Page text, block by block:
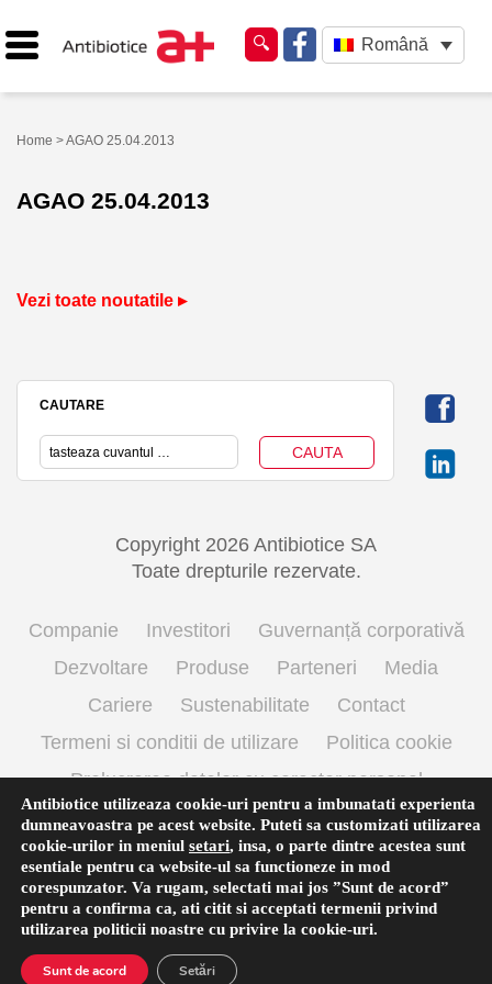
Română
Home > AGAO 25.04.2013
AGAO 25.04.2013
Vezi toate noutatile ▸
CAUTARE
Copyright 2026 Antibiotice SA
Toate drepturile rezervate.
Companie Investitori
Guvernanță corporativă
Dezvoltare
Produse Parteneri
Media
Cariere
Sustenabilitate
Contact
Termeni si conditii de utilizare
Politica cookie
Prelucrarea datelor cu caracter personal
Antibiotice utilizeaza cookie-uri pentru a imbunatati experienta
dumneavoastra pe acest website. Puteti sa customizati utilizarea
cookie-urilor in meniul setari, insa, o parte dintre acestea sunt
esentiale pentru ca website-ul sa functioneze in mod
corespunzator. Va rugam, selectati mai jos ”Sunt de acord”
pentru a confirma ca, ati citit si acceptati termenii privind
utilizarea politicii noastre cu privire la cookie-uri.
Sunt de acord Setări
English(Engleză) Română